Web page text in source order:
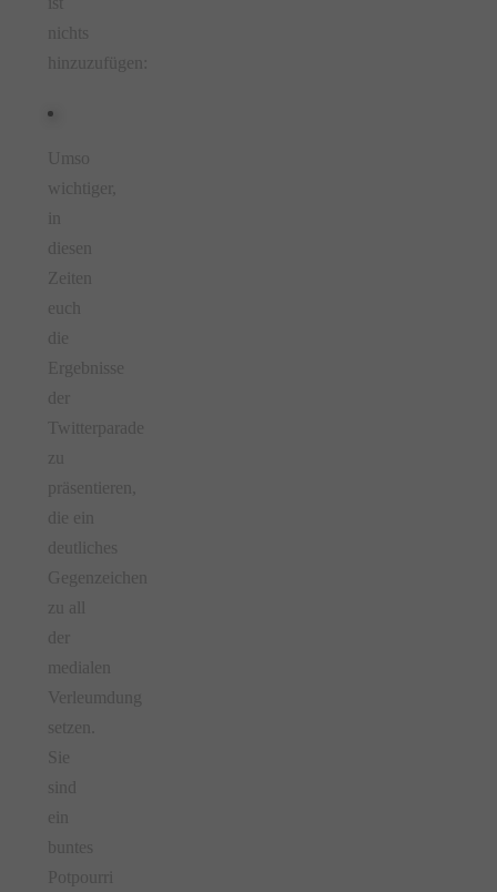
nichts
hinzuzufügen:
Umso
wichtiger,
diesen
Zeiten
euch
die
Ergebnisse
der
Twitterparade
zu
präsentieren,
die ein
deutliches
Gegenzeichen
zu all
der
medialen
Verleumdung
setzen.
Sie
sind
ein
buntes
Potpourri